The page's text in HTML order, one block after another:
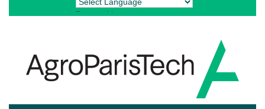
Powered by Translate